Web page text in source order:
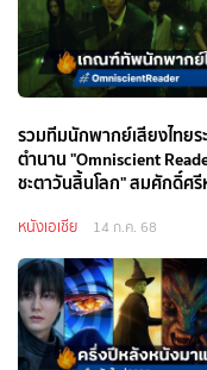
รวมทีมนักพากย์เสียงไทยร
ตำนาน "Omniscient
ชะตาวันสิ้นโลก" สมศักดิ์ศ
หนังเอเชีย 14 ก.ค. 68